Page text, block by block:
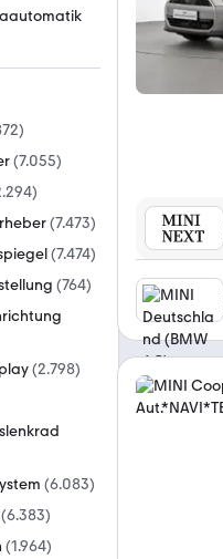
)
(7.055)
)
(7.473)
(7.474)
(764)
(2.798)
(6.083)
(6.383)
(1.964)